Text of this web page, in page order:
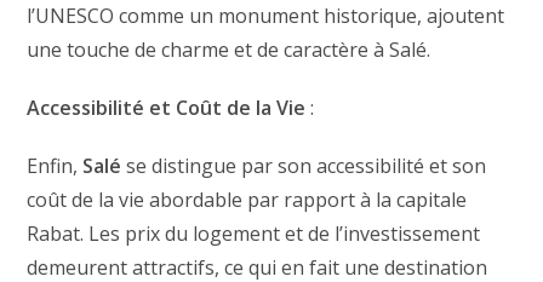
l’UNESCO comme un monument historique, ajoutent
une touche de charme et de caractère à Salé.
Accessibilité et Coût de la Vie :
Enfin, Salé se distingue par son accessibilité et son
coût de la vie abordable par rapport à la capitale
Rabat. Les prix du logement et de l’investissement
demeurent attractifs, ce qui en fait une destination